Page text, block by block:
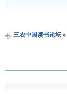
三农中国读书论坛»